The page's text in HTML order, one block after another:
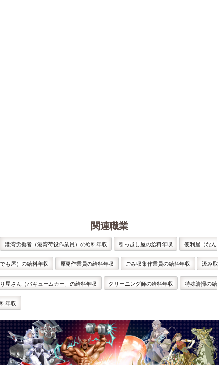
関連職業
港湾労働者（港湾荷役作業員）の給料年収 引っ越し屋の給料年収 便利屋（なん
でも屋）の給料年収 原発作業員の給料年収 ごみ収集作業員の給料年収 汲み取
り屋さん（バキュームカー）の給料年収 クリーニング師の給料年収 特殊清掃の給
料年収